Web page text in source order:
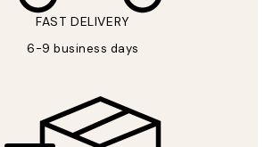
FAST DELIVERY
6-9 business days